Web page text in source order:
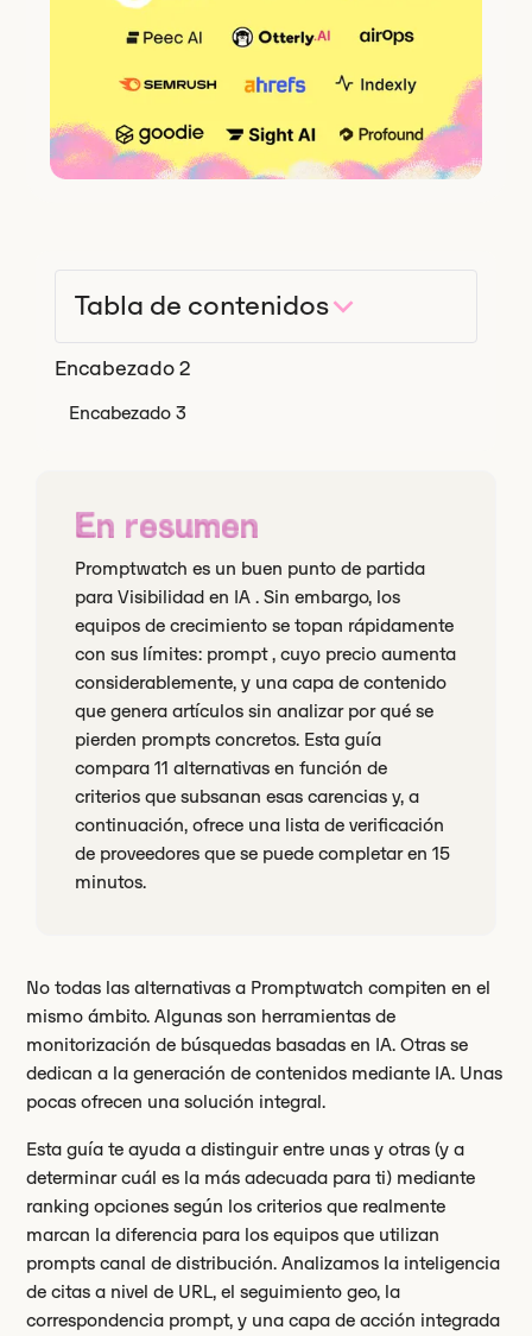
Tabla de contenidos
Encabezado 2
Encabezado 3
En resumen
Promptwatch es un buen punto de partida
para Visibilidad en IA . Sin embargo, los
equipos de crecimiento se topan rápidamente
con sus límites: prompt , cuyo precio aumenta
considerablemente, y una capa de contenido
que genera artículos sin analizar por qué se
pierden prompts concretos. Esta guía
compara 11 alternativas en función de
criterios que subsanan esas carencias y, a
continuación, ofrece una lista de verificación
de proveedores que se puede completar en 15
minutos.
No todas las alternativas a Promptwatch compiten en el
mismo ámbito. Algunas son herramientas de
monitorización de búsquedas basadas en IA. Otras se
dedican a la generación de contenidos mediante IA. Unas
pocas ofrecen una solución integral.
Esta guía te ayuda a distinguir entre unas y otras (y a
determinar cuál es la más adecuada para ti) mediante
ranking opciones según los criterios que realmente
marcan la diferencia para los equipos que utilizan
prompts canal de distribución. Analizamos la inteligencia
de citas a nivel de URL, el seguimiento geo, la
correspondencia prompt, y una capa de acción integrada